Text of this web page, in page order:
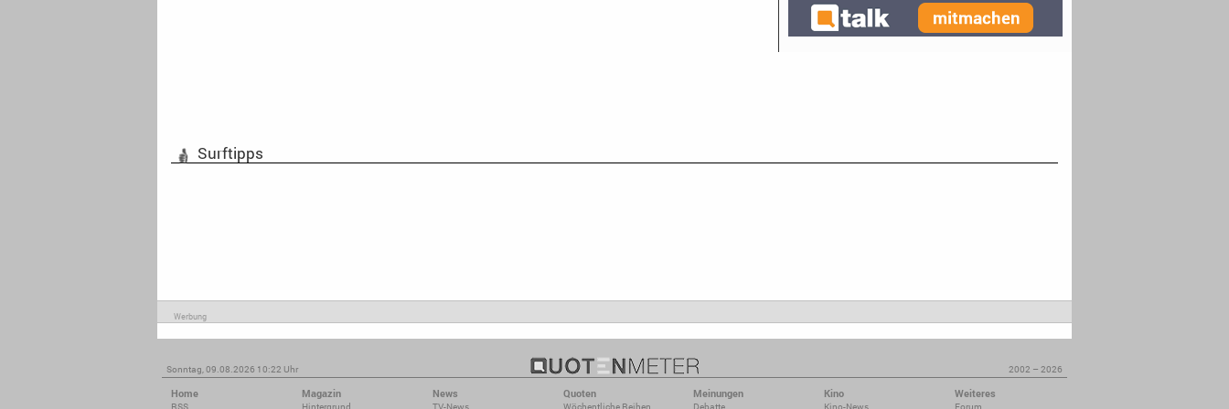
Surftipps
Werbung
Sonntag, 09.08.2026 10:22 Uhr 2002 – 2026
Home Magazin News Quoten Meinungen Kino Weiteres